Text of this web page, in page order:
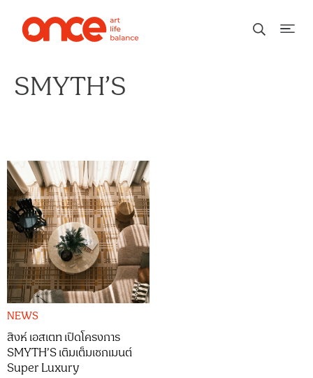
SMYTH’S
NEWS
สิงห์ เอสเตท เปิดโครงการ
SMYTH’S เติมเต็มเซกเมนต์
Super Luxury